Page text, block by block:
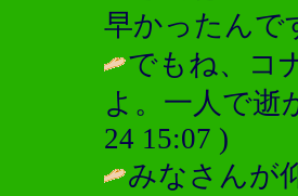
早かったんで
でもね、コ
よ。一人で
24 15:07 )
みなさんが